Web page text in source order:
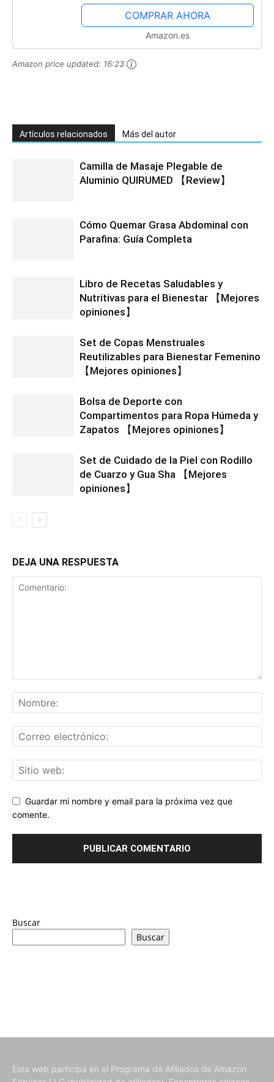
Brazalete Intelli...COMPRAR AHORA
Amazon.es
Amazon price updated: 16:23
Artículos relacionados Más del autor
Camilla de Masaje Plegable de
Aluminio QUIRUMED 【Review】
Cómo Quemar Grasa Abdominal con
Parafina: Guía Completa
Libro de Recetas Saludables y
Nutritivas para el Bienestar 【Mejores
opiniones】
Set de Copas Menstruales
Reutilizables para Bienestar Femenino
【Mejores opiniones】
Bolsa de Deporte con
Compartimentos para Ropa Húmeda y
Zapatos 【Mejores opiniones】
Set de Cuidado de la Piel con Rodillo
de Cuarzo y Gua Sha 【Mejores
opiniones】
DEJA UNA RESPUESTA
Guardar mi nombre y email para la próxima vez que
comente.
Buscar
Buscar
Esta web participa en el Programa de Afiliados de Amazon